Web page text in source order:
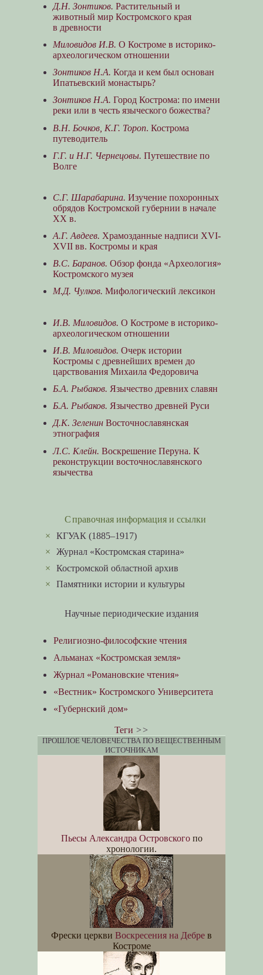
Д.Н. Зонтиков. Растительный и
животный мир Костромского края
в древности
Миловидов И.В. О Костроме в историко-
археологическом отношении
Зонтиков Н.А. Когда и кем был основан
Ипатьевский монастырь?
Зонтиков Н.А. Город Кострома: по имени
реки или в честь языческого божества?
В.Н. Бочков, К.Г. Тороп. Кострома
путеводитель
Г.Г. и Н.Г. Чернецовы. Путешествие по
Волге
С.Г. Шарабарина. Изучение похоронных
обрядов Костромской губернии в начале
XX в.
А.Г. Авдеев. Храмозданные надписи XVI-
XVII вв. Костромы и края
В.С. Баранов. Обзор фонда «Археология»
Костромского музея
М.Д. Чулков. Мифологический лексикон
И.В. Миловидов. О Костроме в историко-
археологическом отношении
И.В. Миловидов. Очерк истории
Костромы с древнейших времен до
царствования Михаила Федоровича
Б.А. Рыбаков. Язычество древних славян
Б.А. Рыбаков. Язычество древней Руси
Д.К. ЗеленинВосточнославянская
этнография
Л.С. Клейн. Воскрешение Перуна. К
реконструкции восточнославянского
язычества
Справочная информация и ссылки
×КГУАК (1885–1917)
×Журнал «Костромская старина»
×Костромской областной архив
×Памятники истории и культуры
Научные периодические издания
Религиозно-философские чтения
Альманах «Костромская земля»
Журнал «Романовские чтения»
«Вестник» Костромского Университета
«Губернский дом»
Теги >>
ПРОШЛОЕ ЧЕЛОВЕЧЕСТВА ПО ВЕЩЕСТВЕННЫМ
ИСТОЧНИКАМ
Пьесы Александра Островскогопо
хронологии.
Фрески церкви Воскресения на Дебре в
Костроме